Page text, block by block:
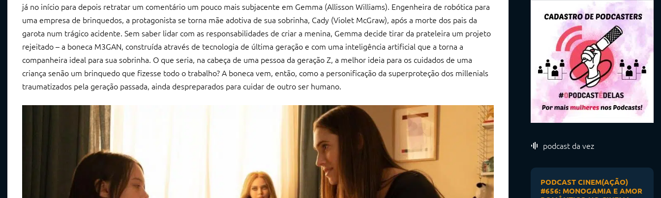
já no início para depois retratar um comentário um pouco mais subjacente em Gemma (Allisson Williams). Engenheira de robótica para
uma empresa de brinquedos, a protagonista se torna mãe adotiva de sua sobrinha, Cady (Violet McGraw), após a morte dos pais da
garota num trágico acidente. Sem saber lidar com as responsabilidades de criar a menina, Gemma decide tirar da prateleira um projeto
rejeitado – a boneca M3GAN, construída através de tecnologia de última geração e com uma inteligência artificial que a torna a
companheira ideal para sua sobrinha. O que seria, na cabeça de uma pessoa da geração Z, a melhor ideia para os cuidados de uma
criança senão um brinquedo que fizesse todo o trabalho? A boneca vem, então, como a personificação da superproteção dos millenials
traumatizados pela geração passada, ainda despreparados para cuidar de outro ser humano.
podcast da vez
PODCAST CINEM(AÇÃO)
#656: MONOGAMIA E AMOR